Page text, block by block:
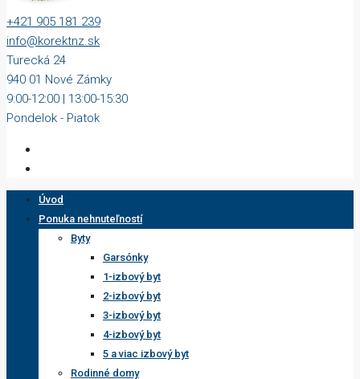
+421 905 181 239
info@korektnz.sk
Turecká 24
940 01 Nové Zámky
9:00-12:00 | 13:00-15:30
Pondelok - Piatok
Úvod
Ponuka nehnuteľností
Byty
Garsónky
1-izbový byt
2-izbový byt
3-izbový byt
4-izbový byt
5 a viac izbový byt
Rodinné domy